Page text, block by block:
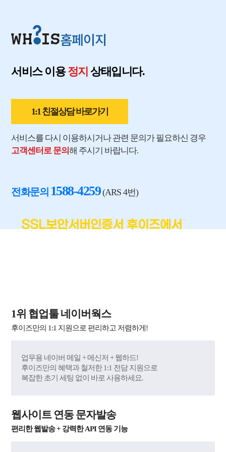
홈페이지
서비스 이용정지 상태입니다.
1:1 친절상담 바로가기
서비스를 다시 이용하시거나 관련 문의가 필요하신 경우
고객센터로 문의해 주시기 바랍니다.
전화문의 1588-4259(ARS 4번)
SSL보안서버인증서 후이즈에서
1위 협업툴 네이버웍스
후이즈만의 1:1 지원으로 편리하고 저렴하게!
업무용 네이버 메일 + 메신저 + 웹하드!
후이즈만의 혜택과 철저한 1:1 전담 지원으로
복잡한 초기 세팅 없이 바로 사용하세요.
웹사이트 연동 문자발송
편리한 웹발송 + 강력한 API 연동 기능